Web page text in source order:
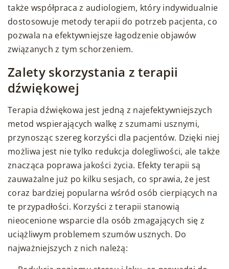
także współpraca z audiologiem, który indywidualnie
dostosowuje metody terapii do potrzeb pacjenta, co
pozwala na efektywniejsze łagodzenie objawów
związanych z tym schorzeniem.
Zalety skorzystania z terapii
dźwiękowej
Terapia dźwiękowa jest jedną z najefektywniejszych
metod wspierających walkę z szumami usznymi,
przynosząc szereg korzyści dla pacjentów. Dzięki niej
możliwa jest nie tylko redukcja dolegliwości, ale także
znacząca poprawa jakości życia. Efekty terapii są
zauważalne już po kilku sesjach, co sprawia, że jest
coraz bardziej popularna wśród osób cierpiących na
te przypadłości. Korzyści z terapii stanowią
nieocenione wsparcie dla osób zmagających się z
uciążliwym problemem szumów usznych. Do
najważniejszych z nich należą: